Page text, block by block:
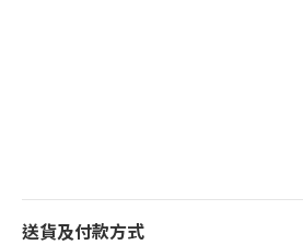
送貨及付款方式